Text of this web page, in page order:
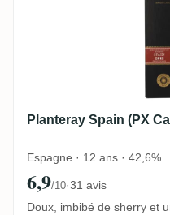
Planteray Spain (PX
Espagne · 12 ans · 42,6%
6,9/10·31 avis
Doux, imbibé de sherry et